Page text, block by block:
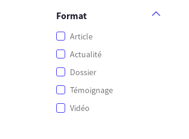
Format
Article
Actualité
Dossier
Témoignage
Vidéo